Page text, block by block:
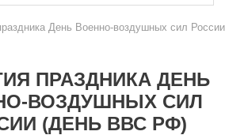
День Военно-воздушных сил России
ПРАЗДНИКА ДЕНЬ
ВОЗДУШНЫХ СИЛ
(ДЕНЬ ВВС РФ)